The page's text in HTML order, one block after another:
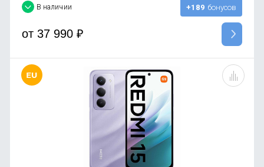
В наличии +189 бонусов
от37 990 ₽